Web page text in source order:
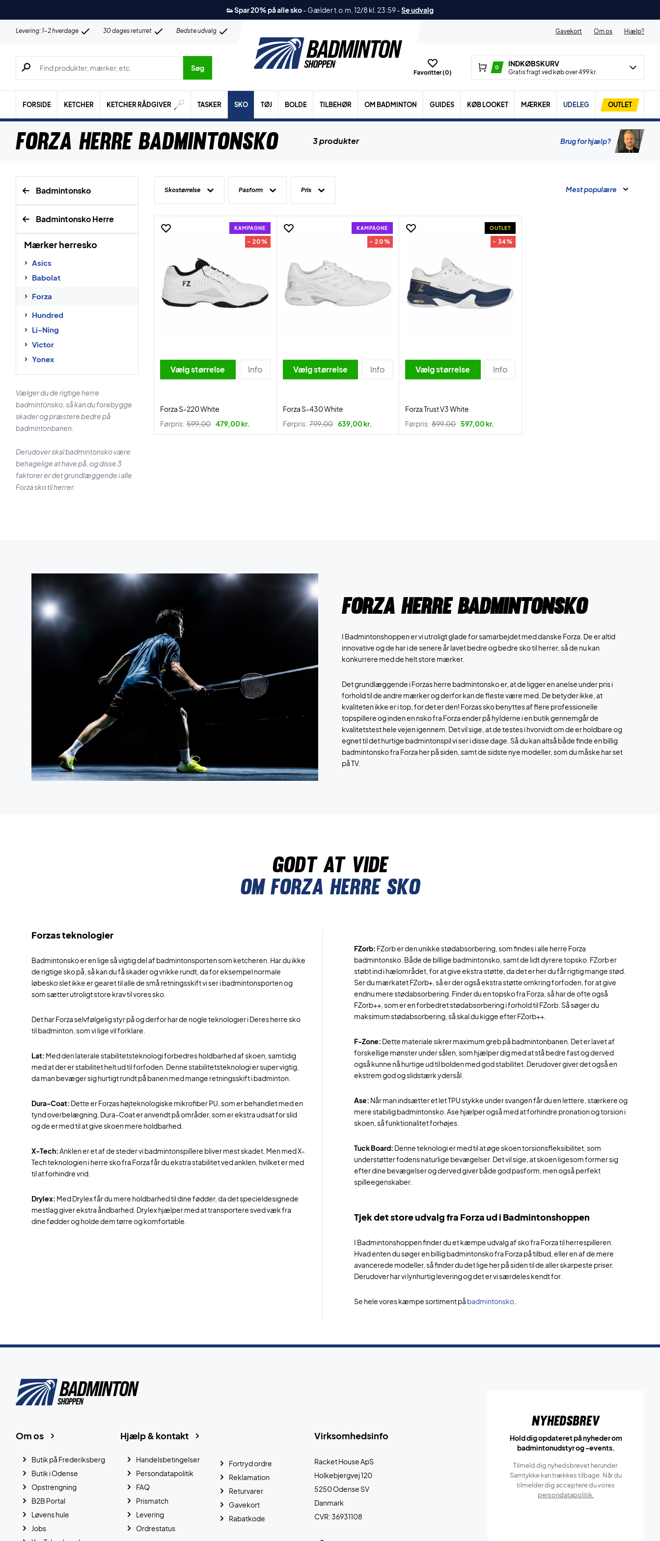
👟 Spar 20% på alle sko- Gælder t.o.m, 12/8 kl. 23:59-Se udvalg
Levering: 1-2 hverdage 30 dages returret Bedste udvalg Gavekort Om os Hjælp?
Søg efter produkter, mærker etc.
Søg
Favoritter (0)
0 INDKØBSKURV
Gratis fragt ved køb over 499 kr.
FORSIDE KETCHER KETCHER RÅDGIVER TASKER SKO TØJ BOLDE TILBEHØR OM BADMINTON GUIDES KØB LOOKET MÆRKER UDELEG OUTLET
Forza Herre Badmintonsko 3 produkter Brug for hjælp?
Badmintonsko
Badmintonsko Herre
Mærker herresko
Asics
Babolat
Forza
Hundred
Li-Ning
Victor
Yonex
Vælger du de rigtige herre
badmintonsko, så kan du forebygge
skader og præstere bedre på
badmintonbanen.
Derudover skal badmintonsko være
behagelige at have på, og disse 3
faktorer er det grundlæggende i alle
Forza sko til herrer.
Skostørrelse Pasform Pris Mest populære
KAMPAGNE
- 20%
Vælg størrelse Info
Forza S-220 White
Førpris: 599,00 479,00 kr.
KAMPAGNE
- 20%
Vælg størrelse Info
Forza S-430 White
Førpris: 799,00 639,00 kr.
OUTLET
- 34%
Vælg størrelse Info
Forza Trust V3 White
Førpris: 899,00 597,00 kr.
Forza herre badmintonsko
I Badmintonshoppen er vi utroligt glade for samarbejdet med danske Forza. De er altid
innovative og de har i de senere år lavet bedre og bedre sko til herrer, så de nu kan
konkurrere med de helt store mærker.
Det grundlæggende i Forzas herre badmintonsko er, at de ligger en anelse under pris i
forhold til de andre mærker og derfor kan de fleste være med. De betyder ikke, at
kvaliteten ikke er i top, for det er den! Forzas sko benyttes af flere professionelle
topspillere og inden en nsko fra Forza ender på hylderne i en butik gennemgår de
kvalitetstest hele vejen igennem. Det vil sige, at de testes i hvorvidt om de er holdbare og
egnet til det hurtige badmintonspil vi ser i disse dage. Så du kan altså både finde en billig
badmintonsko fra Forza her på siden, samt de sidste nye modeller, som du måske har set
på TV.
Godt at vide
Om forza herre sko
Forzas teknologier
Badmintonsko er en lige så vigtig del af badmintonsporten som ketcheren. Har du ikke
de rigtige sko på, så kan du få skader og vrikke rundt, da for eksempel normale
løbesko slet ikke er gearet til alle de små retningsskift vi ser i badmintonsporten og
som sætter utroligt store krav til vores sko.
Det har Forza selvfølgelig styr på og derfor har de nogle teknologier i Deres herre sko
til badminton, som vi lige vil forklare.
Lat: Med den laterale stabilitetsteknologi forbedres holdbarhed af skoen, samtidig
med at der er stabilitet helt ud til forfoden. Denne stabilitetsteknologi er super vigtig,
da man bevæger sig hurtigt rundt på banen med mange retningsskift i badminton.
Dura-Coat: Dette er Forzas højteknologiske mikrofiber PU, som er behandlet med en
tynd overbelægning. Dura-Coat er anvendt på områder, som er ekstra udsat for slid
og de er med til at give skoen mere holdbarhed.
X-Tech:Anklen er et af de steder vi badmintonspillere bliver mest skadet. Men med X-
Tech teknologien i herre sko fra Forza får du ekstra stabilitet ved anklen, hvilket er med
til at forhindre vrid.
Drylex: Med Drylex får du mere holdbarhed til dine fødder, da det specieldesignede
mestlag giver ekstra åndbarhed. Drylex hjælper med at transportere sved væk fra
dine fødder og holde dem tørre og komfortable.
FZorb: FZorb er den unikke stødabsorbering, som findes i alle herre Forza
badmintonsko. Både de billige badmintonsko, samt de lidt dyrere topsko. FZorb er
støbt ind i hælområdet, for at give ekstra støtte, da det er her du får rigtig mange stød.
Ser du mærkatet FZorb+, så er der også ekstra støtte omkring forfoden, for at give
endnu mere stødabsorbering. Finder du en topsko fra Forza, så har de ofte også
FZorb++, som er en forbedret stødabsorbering i forhold til FZorb. Så søger du
maksimum stødabsorbering, så skal du kigge efter FZorb++.
F-Zone: Dette materiale sikrer maximum greb på badmintonbanen. Det er lavet af
forskellige mønster under sålen, som hjælper dig med at stå bedre fast og derved
også kunne nå hurtige ud til bolden med god stabilitet. Derudover giver det også en
ekstrem god og slidstærk ydersål.
Ase: Når man indsætter et let TPU stykke under svangen får du en lettere, stærkere og
mere stabilig badmintonsko. Ase hjælper også med at forhindre pronation og torsion i
skoen, så funktionalitet forhøjes.
Tuck Board: Denne teknologi er med til at øge skoen torsionsfleksibilitet, som
understøtter fodens naturlige bevægelser. Det vil sige, at skoen ligesom former sig
efter dine bevægelser og derved giver både god pasform, men også perfekt
spilleegenskaber.
Tjek det store udvalg fra Forza ud i Badmintonshoppen
I Badmintonshoppen finder du et kæmpe udvalg af sko fra Forza til herrespilleren.
Hvad enten du søger en billig badmintonsko fra Forza på tilbud, eller en af de mere
avancerede modeller, så finder du det lige her på siden til de aller skarpeste priser.
Derudover har vi lynhurtig levering og det er vi særdeles kendt for.
Se hele vores kæmpe sortiment på badmintonsko.
Virksomhedsinfo
Racket House ApS
Holkebjergvej 120
5250 Odense SV
Danmark
CVR: 36931108
Hjælp & kontakt
Handelsbetingelser
Persondatapolitik
FAQ
Prismatch
Levering
Ordrestatus
Fortryd ordre
Reklamation
Returvarer
Gavekort
Rabatkode
Om os
Butik på Frederiksberg
Butik i Odense
Opstrengning
B2B Portal
Løvens hule
Jobs
Nyhedsbrev
Hold dig opdateret på nyheder om
badmintonudstyr og -events.
Tilmeld dig nyhedsbrevet herunder.
Samtykke kan trækkes tilbage. Når du
tilmelder dig acceptere du vores
persondatapolitik.